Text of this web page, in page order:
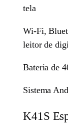
tela
Wi-Fi,
leitor de
Bateria de
Sistema
K41S